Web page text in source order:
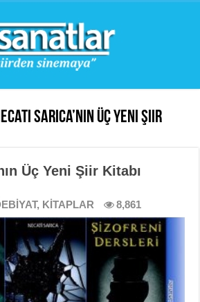
Sarıca’nın Üç Yeni Şiir
Üç Yeni Şiir Kitabı
, KİTAPLAR 8,861